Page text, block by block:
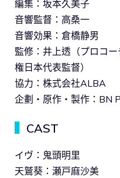
編集：坂本久美子
音響監督：高桑一
音響効果：倉橋静男
監修：井上透（プロコ
権日本代表監督）
協力：株式会社ALBA
企劃・原作・製作：BN
CAST
イヴ：鬼頭明里
天鷲葵：瀬戸麻沙美